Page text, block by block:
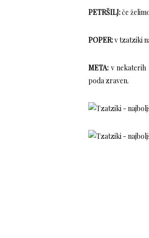
PETRŠILJ:če
POPER:v tzatziki
META: v nekaterih
poda zraven.